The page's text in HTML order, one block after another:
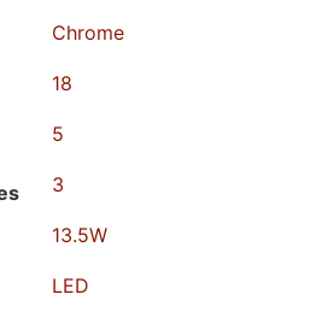
Chrome
18
5
3
13.5W
LED